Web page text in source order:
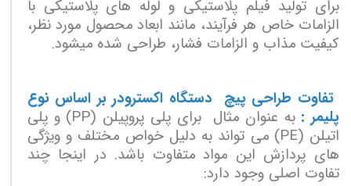
برای تولید فیلم پلاستیکی و لوله های پلاستیکی با
الزامات خاص هر فرآیند، مانند ابعاد محصول مورد نظر،
کیفیت مذاب و الزامات فشار، طراحی شده میشود.
تفاوت طراحی پیچ دستگاه اکسترودر بر اساس نوع
پلیمر : به عنوان مثال برای پلی پروپیلن (PP) و پلی
اتیلن (PE) می تواند به دلیل خواص مختلف و ویژگی
های پردازش این مواد متفاوت باشد. در اینجا چند
تفاوت اصلی وجود دارد: